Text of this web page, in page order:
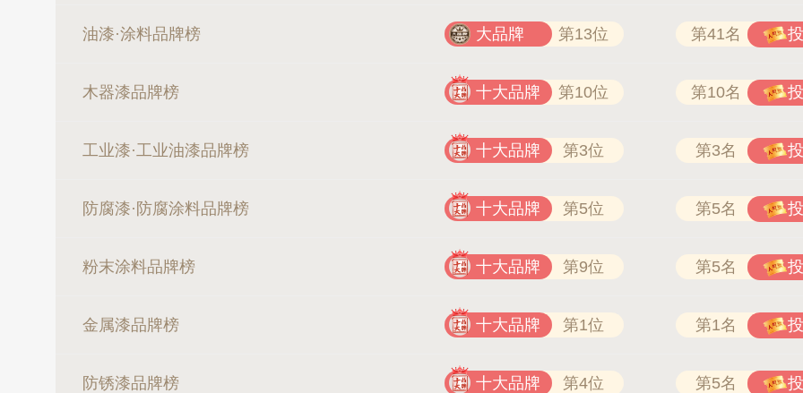
油漆·涂料品牌榜 大品牌 第13位 第41名
木器漆品牌榜 十大品牌 第10位 第10名
工业漆·工业油漆品牌榜 十大品牌 第3位 第3名
防腐漆·防腐涂料品牌榜 十大品牌 第5位 第5名
粉末涂料品牌榜 十大品牌 第9位 第5名
金属漆品牌榜 十大品牌 第1位 第1名
防锈漆品牌榜 十大品牌 第4位 第5名